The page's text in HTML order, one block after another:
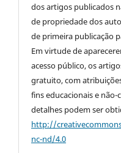
dos artigos publicados
de propriedade dos
de primeira publicação
Em virtude de
acesso público, os
gratuito, com
fins educacionais e não-
detalhes podem ser
http://
nc-nd/4.0